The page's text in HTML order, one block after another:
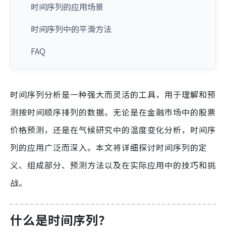
时间序列的应用场景
时间序列中的平滑方法
FAQ
时间序列分析是一种强大而灵活的工具，用于理解和预
测按时间顺序排列的数据。无论是在金融市场中的股票
价格预测，还是在气候研究中的温度变化分析，时间序
列的应用广泛而深入。本文将详细探讨时间序列的定
义、组成部分、预测方法以及在实际应用中的技巧和挑
战。
什么是时间序列？